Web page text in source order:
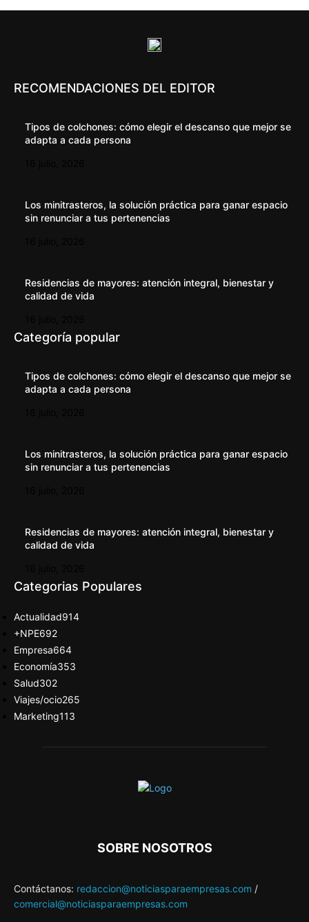
RECOMENDACIONES DEL EDITOR
Tipos de colchones: cómo elegir el descanso que mejor se
adapta a cada persona
Los minitrasteros, la solución práctica para ganar espacio
sin renunciar a tus pertenencias
Residencias de mayores: atención integral, bienestar y
calidad de vida
Categoría popular
Tipos de colchones: cómo elegir el descanso que mejor se
adapta a cada persona
Los minitrasteros, la solución práctica para ganar espacio
sin renunciar a tus pertenencias
Residencias de mayores: atención integral, bienestar y
calidad de vida
Categorias Populares
Actualidad914
+NPE692
Empresa664
Economía353
Salud302
Viajes/ocio265
Marketing113
SOBRE NOSOTROS
Contáctanos: redaccion@noticiasparaempresas.com /
comercial@noticiasparaempresas.com